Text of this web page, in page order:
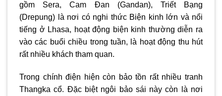
gồm Sera, Cam Đan (Gandan), Triết Bạng
(Drepung) là nơi có nghi thức Biện kinh lớn và nổi
tiếng ở Lhasa, hoạt động biện kinh thường diễn ra
vào các buổi chiều trong tuần, là hoạt động thu hút
rất nhiều khách tham quan.
Trong chính điện hiện còn bảo tồn rất nhiều tranh
Thangka cổ. Đặc biệt ngôi bảo sái này còn là nơi